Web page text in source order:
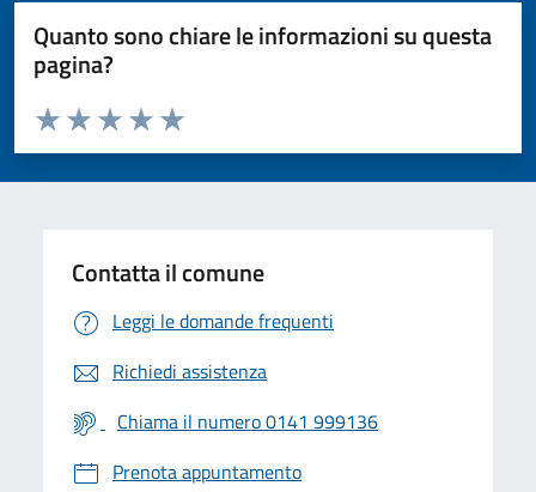
Quanto sono chiare le informazioni su questa
pagina?
Valuta da 1 a 5 stelle la pagina
Valuta 5 stelle su 5
Valuta 4 stelle su 5
Valuta 3 stelle su 5
Valuta 2 stelle su 5
Valuta 1 stelle su 5
Contatta il comune
Leggi le domande frequenti
Richiedi assistenza
Chiama il numero 0141 999136
Prenota appuntamento